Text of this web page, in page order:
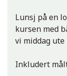
Lunsj på en
kursen med
vi middag ute
Inkludert